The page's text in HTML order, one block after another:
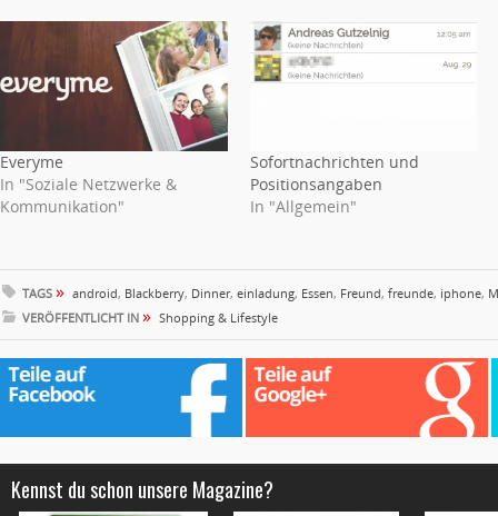
Everyme
In "Soziale Netzwerke &
Kommunikation"
Sofortnachrichten und
Positionsangaben
In "Allgemein"
TAGS » android, Blackberry, Dinner, einladung, Essen, Freund, freunde, iphone,
VERÖFFENTLICHT IN » Shopping & Lifestyle
Kennst du schon unsere Magazine?